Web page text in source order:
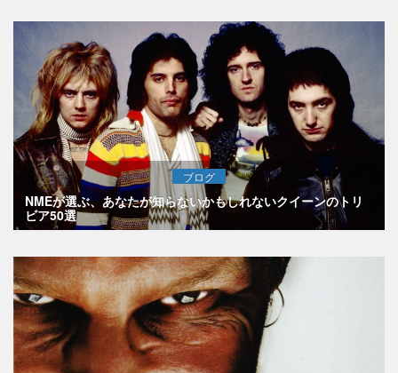
ブログ
NMEが選ぶ、あなたが知らないかもしれないクイーンのトリ
ビア50選